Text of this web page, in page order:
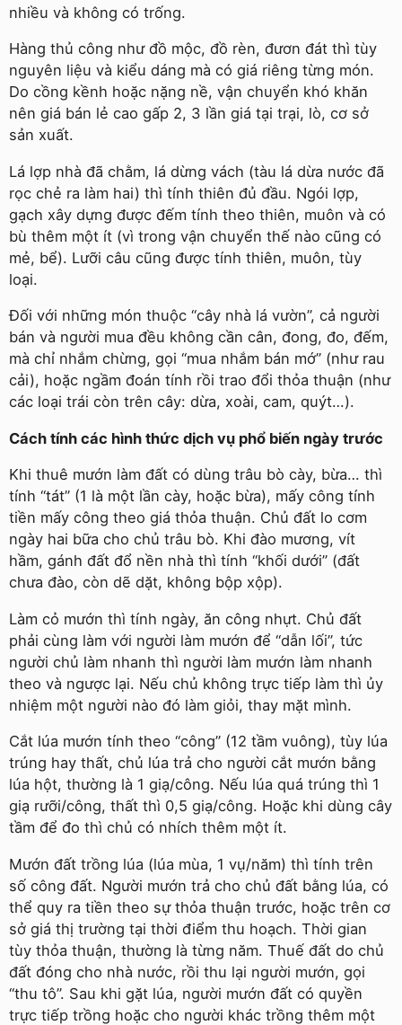
nhiều và không có trống.
Hàng thủ công như đồ mộc, đồ rèn, đươn đát thì tùy
nguyên liệu và kiểu dáng mà có giá riêng từng món.
Do cồng kềnh hoặc nặng nề, vận chuyển khó khăn
nên giá bán lẻ cao gấp 2, 3 lần giá tại trại, lò, cơ sở
sản xuất.
Lá lợp nhà đã chằm, lá dừng vách (tàu lá dừa nước đã
rọc chẻ ra làm hai) thì tính thiên đủ đầu. Ngói lợp,
gạch xây dựng được đếm tính theo thiên, muôn và có
bù thêm một ít (vì trong vận chuyển thế nào cũng có
mẻ, bể). Lưỡi câu cũng được tính thiên, muôn, tùy
loại.
Đối với những món thuộc “cây nhà lá vườn”, cả người
bán và người mua đều không cần cân, đong, đo, đếm,
mà chỉ nhắm chừng, gọi “mua nhắm bán mớ” (như rau
cải), hoặc ngầm đoán tính rồi trao đổi thỏa thuận (như
các loại trái còn trên cây: dừa, xoài, cam, quýt…).
Cách tính các hình thức dịch vụ phổ biến ngày trước
Khi thuê mướn làm đất có dùng trâu bò cày, bừa… thì
tính “tát” (1 là một lần cày, hoặc bừa), mấy công tính
tiền mấy công theo giá thỏa thuận. Chủ đất lo cơm
ngày hai bữa cho chủ trâu bò. Khi đào mương, vít
hầm, gánh đất đổ nền nhà thì tính “khối dưới” (đất
chưa đào, còn dẽ dặt, không bộp xộp).
Làm cỏ mướn thì tính ngày, ăn công nhựt. Chủ đất
phải cùng làm với người làm mướn để “dẫn lối”, tức
người chủ làm nhanh thì người làm mướn làm nhanh
theo và ngược lại. Nếu chủ không trực tiếp làm thì ủy
nhiệm một người nào đó làm giỏi, thay mặt mình.
Cắt lúa mướn tính theo “công” (12 tầm vuông), tùy lúa
trúng hay thất, chủ lúa trả cho người cắt mướn bằng
lúa hột, thường là 1 giạ/công. Nếu lúa quá trúng thì 1
giạ rưỡi/công, thất thì 0,5 giạ/công. Hoặc khi dùng cây
tầm để đo thì chủ có nhích thêm một ít.
Mướn đất trồng lúa (lúa mùa, 1 vụ/năm) thì tính trên
số công đất. Người mướn trả cho chủ đất bằng lúa, có
thể quy ra tiền theo sự thỏa thuận trước, hoặc trên cơ
sở giá thị trường tại thời điểm thu hoạch. Thời gian
tùy thỏa thuận, thường là từng năm. Thuế đất do chủ
đất đóng cho nhà nước, rồi thu lại người mướn, gọi
“thu tô”. Sau khi gặt lúa, người mướn đất có quyền
trực tiếp trồng hoặc cho người khác trồng thêm một